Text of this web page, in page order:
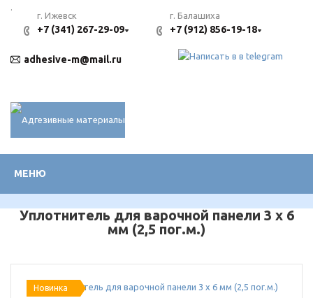
.
г. Ижевск
+7 (341) 267-29-09
г. Балашиха
+7 (912) 856-19-18
adhesive-m@mail.ru
МЕНЮ
Уплотнитель для варочной панели 3 х 6
мм (2,5 пог.м.)
Новинка